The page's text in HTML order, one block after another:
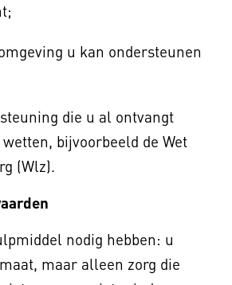
u kan ondersteunen
die u al ontvangt
bijvoorbeeld de Wet
(Wlz).
nodig hebben: u
maar alleen zorg die